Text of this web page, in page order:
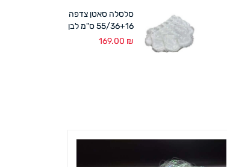
סלסלה סאטן צדפה
55/36+16 ס"מ לבן
169.00 ₪